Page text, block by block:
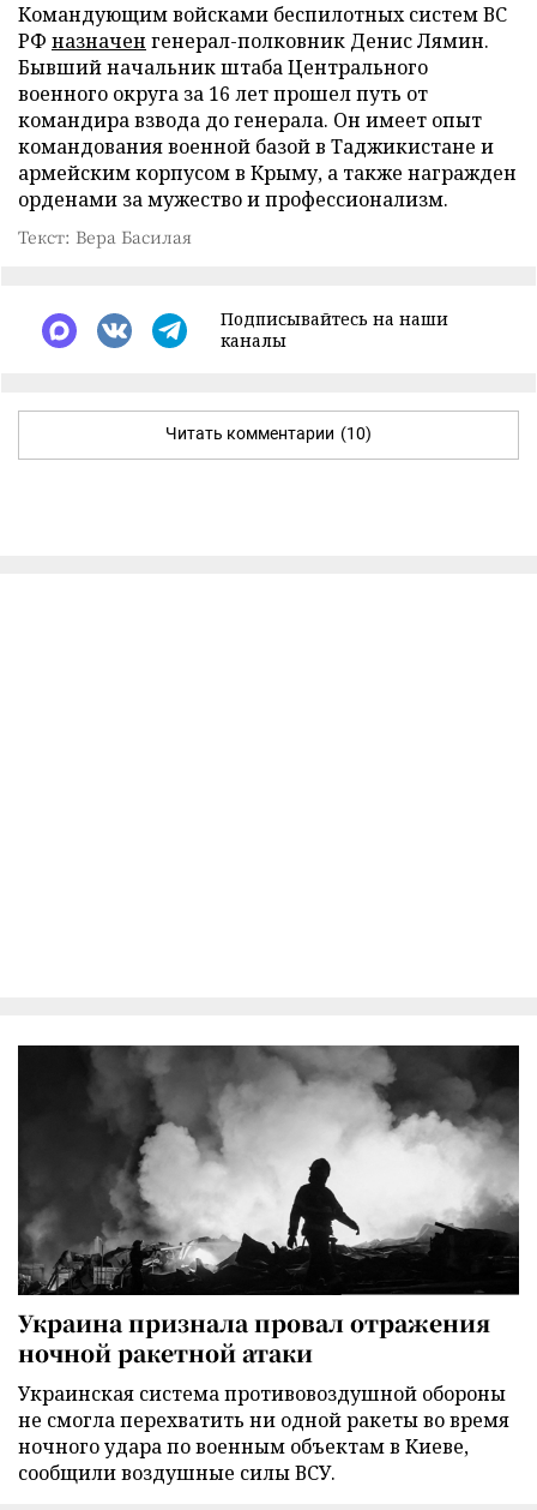
Командующим войсками беспилотных систем ВС
РФ назначен генерал-полковник Денис Лямин.
Бывший начальник штаба Центрального
военного округа за 16 лет прошел путь от
командира взвода до генерала. Он имеет опыт
командования военной базой в Таджикистане и
армейским корпусом в Крыму, а также награжден
орденами за мужество и профессионализм.
Текст: Вера Басилая
Подписывайтесь на наши
каналы
Читать комментарии (10)
Украина признала провал отражения
ночной ракетной атаки
Украинская система противовоздушной обороны
не смогла перехватить ни одной ракеты во время
ночного удара по военным объектам в Киеве,
сообщили воздушные силы ВСУ.